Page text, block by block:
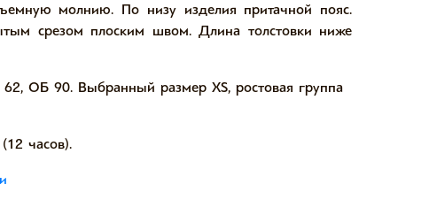
молнию. По низу изделия притачной пояс.
срезом плоским швом. Длина толстовки ниже
ОБ 90. Выбранный размер XS, ростовая группа
часов).